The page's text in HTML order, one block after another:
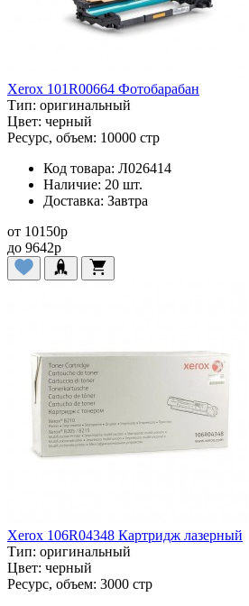
Xerox 101R00664 Фотобарабан
Тип: оригинальный
Цвет: черный
Ресурс, объем: 10000 стр
Код товара: Л026414
Наличие: 20 шт.
Доставка: Завтра
от 10150p
до 9642p
Xerox 106R04348 Картридж лазерный
Тип: оригинальный
Цвет: черный
Ресурс, объем: 3000 стр